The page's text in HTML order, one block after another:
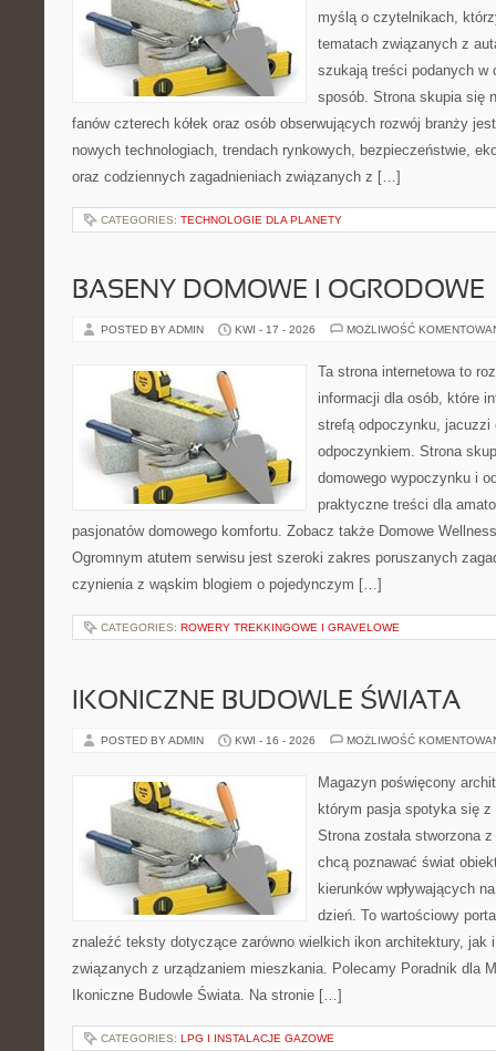
myślą o czytelnikach,
tematach związanych z
szukają treści podanych w
sposób. Strona skupia się
fanów czterech kółek oraz osób obserwujących rozwój branży
nowych technologiach, trendach rynkowych, bezpieczeństwie,
oraz codziennych zagadnieniach związanych z […]
CATEGORIES: TECHNOLOGIE DLA PLANETY
BASENY DOMOWE I OGRODOWE
POSTED BY ADMIN KWI - 17 - 2026 MOŻLIWOŚĆ
Ta strona internetowa to
informacji dla osób, które
strefą odpoczynku, jacuzzi
odpoczynkiem. Strona
domowego wypoczynku i
praktyczne treści dla
pasjonatów domowego komfortu. Zobacz także Domowe
Ogromnym atutem serwisu jest szeroki zakres poruszanych
czynienia z wąskim blogiem o pojedynczym […]
CATEGORIES: ROWERY TREKKINGOWE I GRAVELOWE
IKONICZNE BUDOWLE ŚWIATA
POSTED BY ADMIN KWI - 16 - 2026 MOŻLIWOŚĆ
Magazyn poświęcony
którym pasja spotyka się
Strona została stworzona
chcą poznawać świat
kierunków wpływających
dzień. To wartościowy
znaleźć teksty dotyczące zarówno wielkich ikon architektury, jak
związanych z urządzaniem mieszkania. Polecamy Poradnik dla
Ikoniczne Budowle Świata. Na stronie […]
CATEGORIES: LPG I INSTALACJE GAZOWE